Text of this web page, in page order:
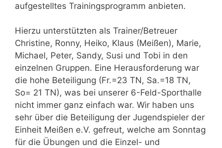
aufgestelltes Trainingsprogramm anbieten.
Hierzu unterstützten als Trainer/Betreuer
Christine, Ronny, Heiko, Klaus (Meißen), Marie,
Michael, Peter, Sandy, Susi und Tobi in den
einzelnen Gruppen. Eine Herausforderung war
die hohe Beteiligung (Fr.=23 TN, Sa.=18 TN,
So= 21 TN), was bei unserer 6-Feld-Sporthalle
nicht immer ganz einfach war. Wir haben uns
sehr über die Beteiligung der Jugendspieler der
Einheit Meißen e.V. gefreut, welche am Sonntag
für die Übungen und die Einzel- und